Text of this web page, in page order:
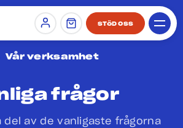
Sign in STÖD OSS
Vår verksamhet
frågor
del av de vanligaste frågorna